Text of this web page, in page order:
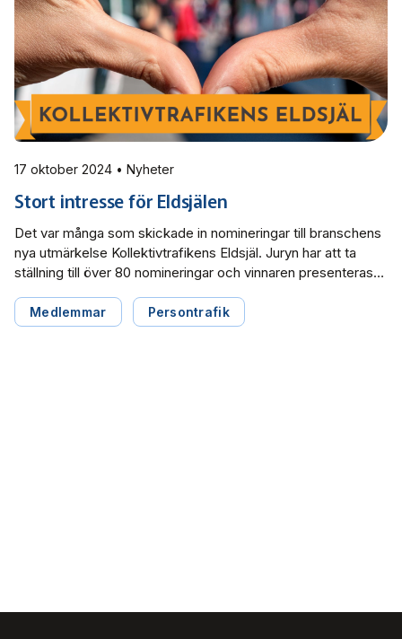
17 oktober 2024 • Nyheter
Stort intresse för Eldsjälen
Det var många som skickade in nomineringar till branschens
nya utmärkelse Kollektivtrafikens Eldsjäl. Juryn har att ta
ställning till över 80 nomineringar och vinnaren presenteras
personer som inte alltid syns som frontfigurer. Det kan vara
en person som arbetar med tjänster som sällan
Medlemmar Persontrafik